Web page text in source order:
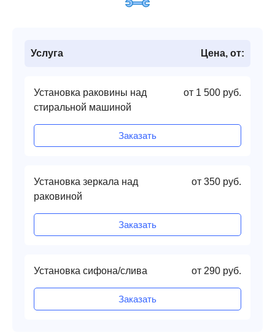
Услуга Цена, от:
Установка раковины над
стиральной машиной
от 1 500 руб.
Заказать
Установка зеркала над
раковиной
от 350 руб.
Заказать
Установка сифона/слива от 290 руб.
Заказать